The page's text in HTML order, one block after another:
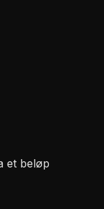
et beløp